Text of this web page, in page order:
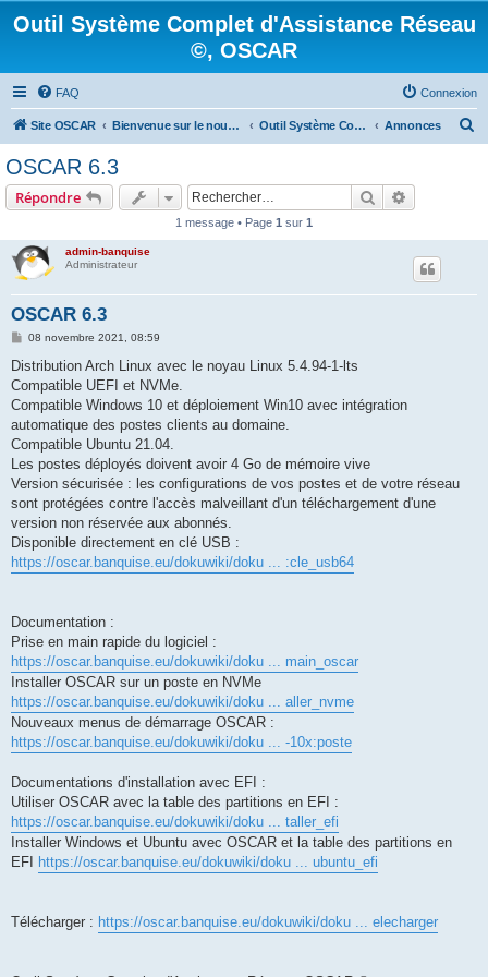
Outil Système Complet d'Assistance Réseau
©, OSCAR
FAQ Connexion
Site OSCAR Bienvenue sur le nouveau forum OSCAR Outil Système Complet d'Assistance Réseau ©, OSCAR Annonces
OSCAR 6.3
Répondre Rechercher
1 message • Page 1 sur 1
admin-banquise
Administrateur
OSCAR 6.3
M
s
a
g
08 novembre 2021, 08:59
Distribution Arch Linux avec le noyau Linux 5.4.94-1-lts
Compatible UEFI et NVMe.
Compatible Windows 10 et déploiement Win10 avec intégration
automatique des postes clients au domaine.
Compatible Ubuntu 21.04.
Les postes déployés doivent avoir 4 Go de mémoire vive
Version sécurisée : les configurations de vos postes et de votre réseau
sont protégées contre l'accès malveillant d'un téléchargement d'une
version non réservée aux abonnés.
Disponible directement en clé USB :
https://oscar.banquise.eu/dokuwiki/doku ... :cle_usb64
Documentation :
Prise en main rapide du logiciel :
https://oscar.banquise.eu/dokuwiki/doku ... main_oscar
Installer OSCAR sur un poste en NVMe
https://oscar.banquise.eu/dokuwiki/doku ... aller_nvme
Nouveaux menus de démarrage OSCAR :
https://oscar.banquise.eu/dokuwiki/doku ... -10x:poste
Documentations d'installation avec EFI :
Utiliser OSCAR avec la table des partitions en EFI :
https://oscar.banquise.eu/dokuwiki/doku ... taller_efi
Installer Windows et Ubuntu avec OSCAR et la table des partitions en
EFI
https://oscar.banquise.eu/dokuwiki/doku ... ubuntu_efi
Télécharger : https://oscar.banquise.eu/dokuwiki/doku ... elecharger